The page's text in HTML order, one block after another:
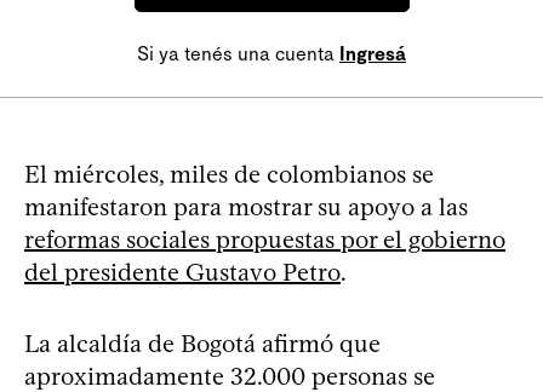
Si ya tenés una cuenta Ingresá
El miércoles, miles de colombianos se
manifestaron para mostrar su apoyo a las
reformas sociales propuestas por el gobierno
del presidente Gustavo Petro.
La alcaldía de Bogotá afirmó que
aproximadamente 32.000 personas se